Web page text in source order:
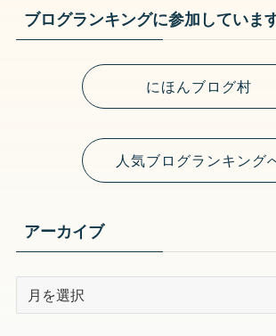
ブログランキングに参加していま
にほんブログ村
人気ブログランキング
アーカイブ